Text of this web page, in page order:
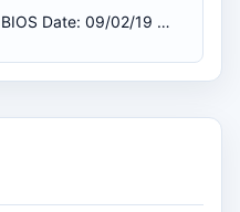
BIOS Date: 09/02/19 20:51:30 Ver: 05.0000D / 02.09.2019 02:00:00